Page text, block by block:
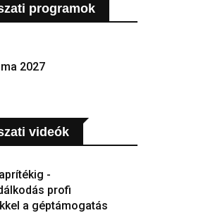
programok
2027
videók
-
profi
a géptámogatás